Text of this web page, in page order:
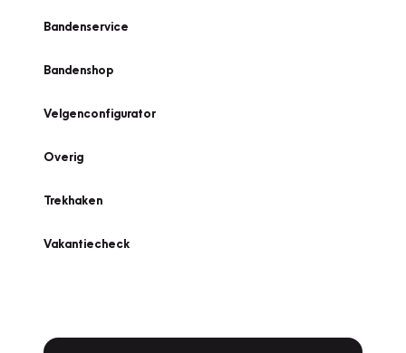
Bandenservice
Bandenshop
Velgenconfigurator
Overig
Trekhaken
Vakantiecheck